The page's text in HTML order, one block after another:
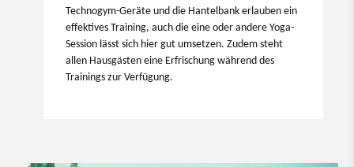
Technogym-Geräte und die Hantelbank erlauben ein
effektives Training, auch die eine oder andere Yoga-
Session lässt sich hier gut umsetzen. Zudem steht
allen Hausgästen eine Erfrischung während des
Trainings zur Verfügung.